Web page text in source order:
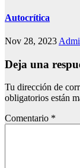
Autocrítica
Nov 28, 2023
Deja una
Tu dirección de
obligatorios están
Comentario *